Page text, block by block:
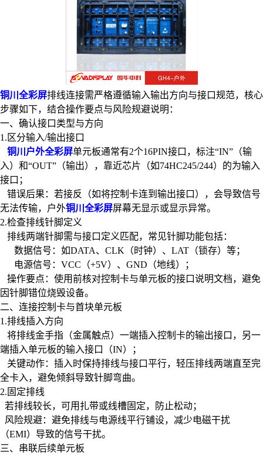
铜川全彩屏排线连接需严格遵循输入输出方向与接口规范，‌核心
步骤如下‌，结合操作要点与风险规避说明：
‌一、确认接口类型与方向‌
‌1.区分输入/输出接口‌
铜川户外全彩屏单元板通常有2个16PIN接口，标注“IN”（输
入）和“OUT”（输出），靠近芯片（如74HC245/244）的为输入
接口；
‌ 错误后果‌：若接反（如将控制卡连到输出接口），会导致信号
无法传输，户外铜川全彩屏屏幕无显示或显示异常。
‌2.检查排线针脚定义‌
排线两端针脚需与接口定义匹配，常见针脚功能包括：
‌ 数据信号‌：如DATA、CLK（时钟）、LAT（锁存）等；
‌ 电源信号‌：VCC（+5V）、GND（地线）；
‌ 操作要点‌：使用前核对控制卡与单元板的接口说明文档，避免
因针脚错位烧毁设备。
‌二、连接控制卡与首块单元板‌
‌1.排线插入方向‌
将排线金手指（金属触点）一端插入控制卡的输出接口，另一
端插入单元板的‌输入接口（IN）‌；
‌ 关键动作‌：插入时保持排线与接口平行，轻压排线两端直至完
全卡入，避免倾斜导致针脚弯曲。
‌2.固定排线‌
若排线较长，可用扎带或线槽固定，防止松动；
‌ 风险规避‌：避免排线与电源线平行铺设，减少电磁干扰
（EMI）导致的信号干扰。
‌三、串联后续单元板‌